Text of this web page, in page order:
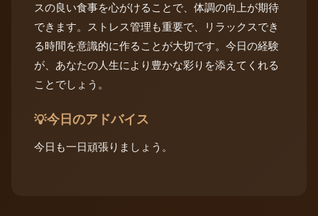
スの良い食事を心がけることで、体調の向上が期待
できます。ストレス管理も重要で、リラックスでき
る時間を意識的に作ることが大切です。今日の経験
が、あなたの人生により豊かな彩りを添えてくれる
ことでしょう。
💡今日のアドバイス
今日も一日頑張りましょう。